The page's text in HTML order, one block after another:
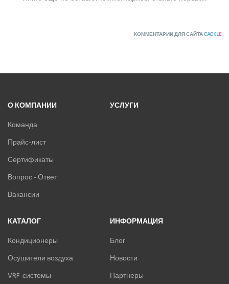
КОММЕНТАРИИ ДЛЯ САЙТАCACKLE
О КОМПАНИИ
Команда
Прайс-лист
Сертификаты
Вопрос - Ответ
Вакансии
УСЛУГИ
КАТАЛОГ
Кондиционеры
Осушители воздуха
VRF-системы
ИНФОРМАЦИЯ
Блог
Новости
Партнеры